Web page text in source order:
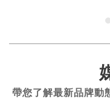
帶您了解最新品牌動